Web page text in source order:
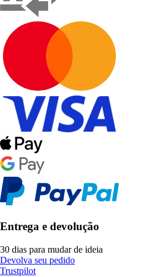
Entrega e devolução
30 dias para mudar de ideia
Devolva seu pedido
Trustpilot